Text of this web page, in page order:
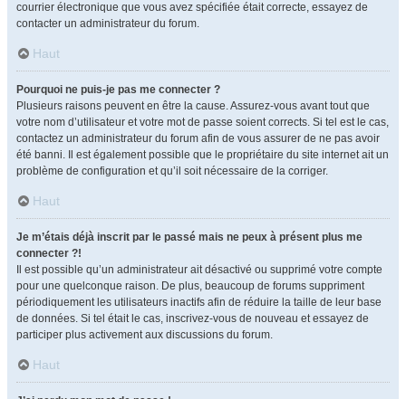
courrier électronique que vous avez spécifiée était correcte, essayez de
contacter un administrateur du forum.
Haut
Pourquoi ne puis-je pas me connecter ?
Plusieurs raisons peuvent en être la cause. Assurez-vous avant tout que
votre nom d’utilisateur et votre mot de passe soient corrects. Si tel est le cas,
contactez un administrateur du forum afin de vous assurer de ne pas avoir
été banni. Il est également possible que le propriétaire du site internet ait un
problème de configuration et qu’il soit nécessaire de la corriger.
Haut
Je m’étais déjà inscrit par le passé mais ne peux à présent plus me
connecter ?!
Il est possible qu’un administrateur ait désactivé ou supprimé votre compte
pour une quelconque raison. De plus, beaucoup de forums suppriment
périodiquement les utilisateurs inactifs afin de réduire la taille de leur base
de données. Si tel était le cas, inscrivez-vous de nouveau et essayez de
participer plus activement aux discussions du forum.
Haut